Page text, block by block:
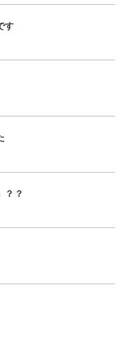
す
？？